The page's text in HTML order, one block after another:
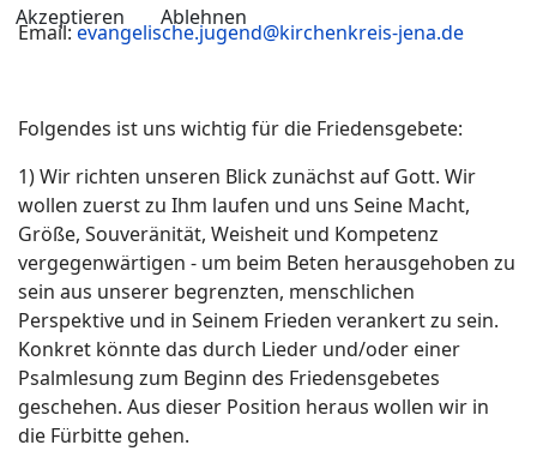
Email:evangelische.jugend@kirchenkreis-jena.de
Folgendes ist uns wichtig für die Friedensgebete:
1) Wir richten unseren Blick zunächst auf Gott. Wir
wollen zuerst zu Ihm laufen und uns Seine Macht,
Größe, Souveränität, Weisheit und Kompetenz
vergegenwärtigen - um beim Beten herausgehoben zu
sein aus unserer begrenzten, menschlichen
Perspektive und in Seinem Frieden verankert zu sein.
Konkret könnte das durch Lieder und/oder einer
Psalmlesung zum Beginn des Friedensgebetes
geschehen. Aus dieser Position heraus wollen wir in
die Fürbitte gehen.
Akzeptieren Ablehnen